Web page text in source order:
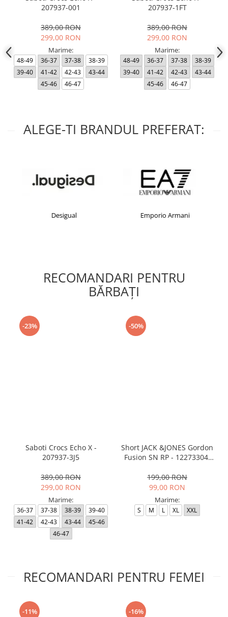
207937-001
389,00 RON
299,00 RON
Marime:
48-49 36-37 37-38
38-39
39-40
41-42 42-43
43-44
45-46
46-47
207937-1FT
389,00 RON
299,00 RON
Marime:
48-49 36-37 37-38
38-39
39-40
41-42 42-43
43-44
45-46
46-47
ALEGE-TI BRANDUL PREFERAT:
Desigual Emporio Armani
RECOMANDARI PENTRU
BĂRBAŢI
-23%
Saboti Crocs Echo X -
207937-3J5
389,00 RON
299,00 RON
Marime:
36-37 37-38 38-39
39-40
41-42
42-43 43-44
45-46
46-47
-50%
Short JACK &JONES Gordon
Fusion SN RP - 12273304-
199,00 RON
99,00 RON
Marime:
S M L XL XXL
RECOMANDARI PENTRU FEMEI
-11% -16%